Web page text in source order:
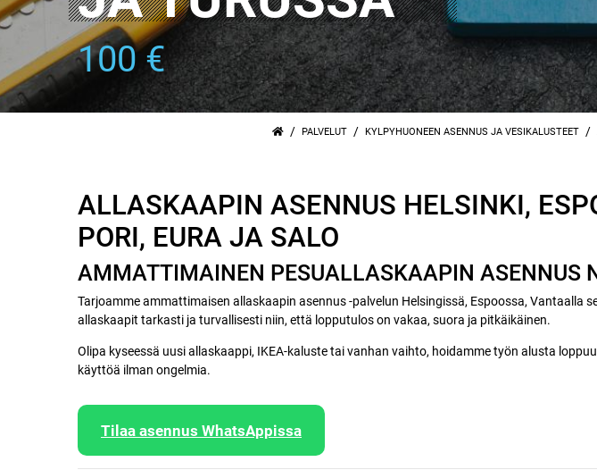
100 €
/ PALVELUT / KYLPYHUONEEN ASENNUS JA VESIKALUSTEET /
ALLASKAAPIN ASENNUS HELSINKI,
PORI, EURA JA SALO
AMMATTIMAINEN PESUALLASKAAPIN ASENNUS
Tarjoamme ammattimaisen allaskaapin asennus -palvelun Helsingissä, Espoossa, Vantaalla
allaskaapit tarkasti ja turvallisesti niin, että lopputulos on vakaa, suora ja pitkäikäinen.
Olipa kyseessä uusi allaskaappi, IKEA-kaluste tai vanhan vaihto, hoidamme työn alusta
käyttöä ilman ongelmia.
Tilaa asennus WhatsAppissa